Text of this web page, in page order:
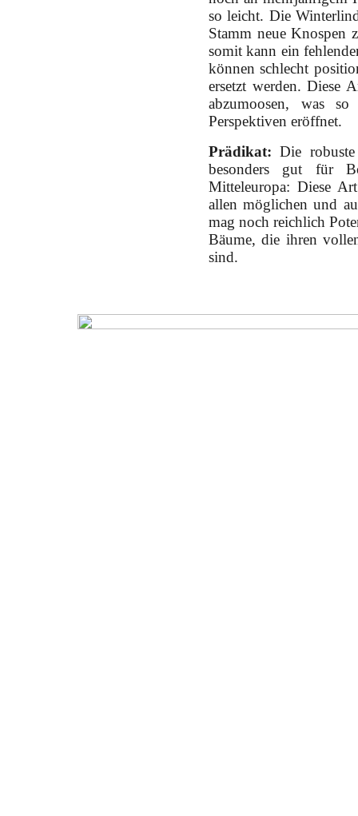
so leicht. Die
Stamm neue Knospen
somit kann ein
können schlecht
ersetzt werden. Diese
abzumoosen, was
Perspektiven eröffnet.
Prädikat: Die
besonders gut für
Mitteleuropa: Diese
allen möglichen und
mag noch reichlich
Bäume, die ihren
sind.